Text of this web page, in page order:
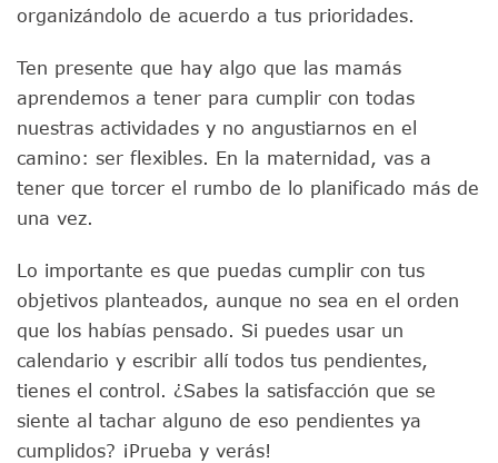
organizándolo de acuerdo a tus prioridades.
Ten presente que hay algo que las mamás
aprendemos a tener para cumplir con todas
nuestras actividades y no angustiarnos en el
camino: ser flexibles. En la maternidad, vas a
tener que torcer el rumbo de lo planificado más de
una vez.
Lo importante es que puedas cumplir con tus
objetivos planteados, aunque no sea en el orden
que los habías pensado. Si puedes usar un
calendario y escribir allí todos tus pendientes,
tienes el control. ¿Sabes la satisfacción que se
siente al tachar alguno de eso pendientes ya
cumplidos? ¡Prueba y verás!